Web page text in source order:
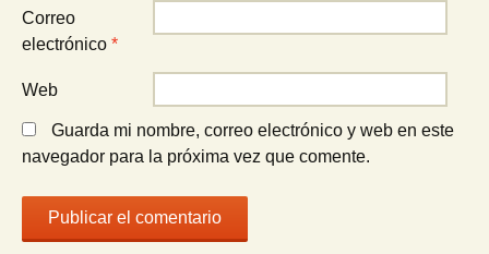
Correo
electrónico *
Web
Guarda mi nombre, correo electrónico y web en este
navegador para la próxima vez que comente.